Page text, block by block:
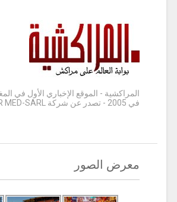
المراكشية - الموقع الإخباري الأول في
في 2005 - تصدر عن شركة IMAR MED-SARL
معرض الصور